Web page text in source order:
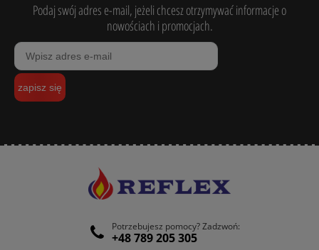
Podaj swój adres e-mail, jeżeli chcesz otrzymywać informacje o
nowościach i promocjach.
zapisz się
Potrzebujesz pomocy? Zadzwoń:
+48 789 205 305